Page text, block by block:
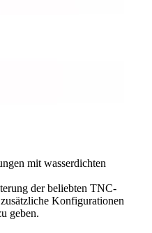
mit wasserdichten
der beliebten TNC-
Konfigurationen
geben.